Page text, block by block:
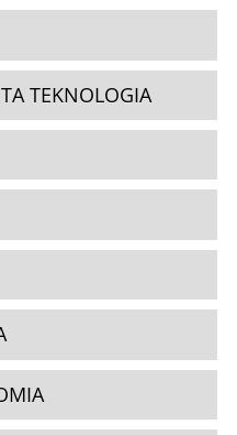
TEKNOLOGIA